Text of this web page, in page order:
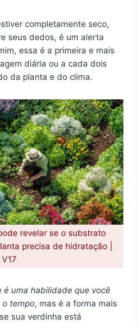
completamente seco,
seus dedos, é um alerta
essa é a primeira e mais
diária ou a cada dois
da planta e do clima.
revelar se o substrato
precisa de hidratação |
é uma habilidade que você
o tempo, mas é a forma mais
sua verdinha está